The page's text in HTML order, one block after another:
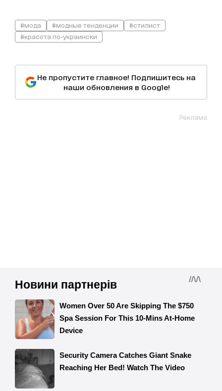
#мода #модные тенденции
#стилист
#красота по-украински
Не пропустите главное! Подпишитесь на
наши обновления в Google!
Реклама